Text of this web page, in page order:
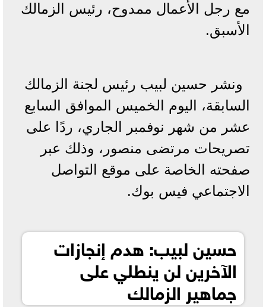
مع رجل الأعمال ممدوح، رئيس الزمالك
الأسبق.
ونشر حسين لبيب رئيس لجنة الزمالك
السابقة، اليوم الخميس الموافق السابع
عشر من شهر نوفمبر الجاري، ردًا على
تصريحات مرتضى منصور، وذلك عبر
صفحته الخاصة على موقع التواصل
الاجتماعي فيس بوك.
حسين لبيب: هدم إنجازات
الآخرين لن ينطلي على
جماهير الزمالك